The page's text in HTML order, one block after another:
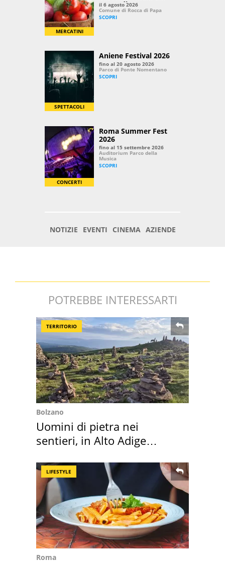
POTREBBE INTERESSARTI
TERRITORIO
Bolzano
Uomini di pietra nei
sentieri, in Alto Adige
LIFESTYLE
Roma